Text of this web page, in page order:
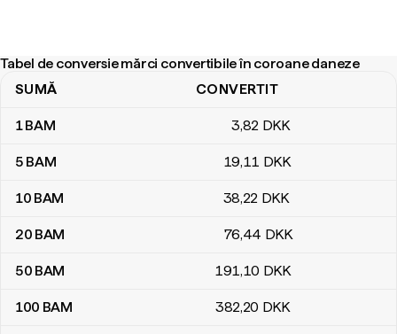
Tabel de conversie mărci convertibile în coroane daneze
Tabel de conversie mărci convertibile în coroane daneze
SUMĂ CONVERTIT
1BAM 3,82 DKK
5 BAM 19,11 DKK
10 BAM 38,22 DKK
20 BAM 76,44 DKK
50 BAM 191,10 DKK
100 BAM 382,20 DKK